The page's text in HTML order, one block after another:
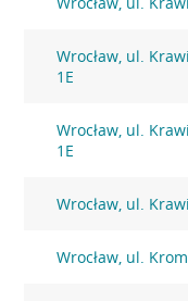
Wrocław, ul.
1E
Wrocław, ul.
1E
Wrocław, ul.
Wrocław, ul.